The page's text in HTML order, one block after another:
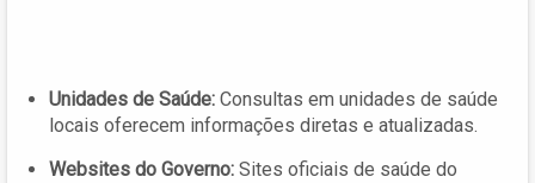
Unidades de Saúde: Consultas em unidades de saúde
locais oferecem informações diretas e atualizadas.
Websites do Governo: Sites oficiais de saúde do